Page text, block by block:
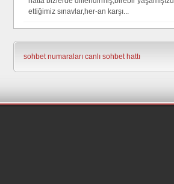
ettiğimiz sınavlar,her-an karşı...
sohbet numaraları canlı sohbet hattı